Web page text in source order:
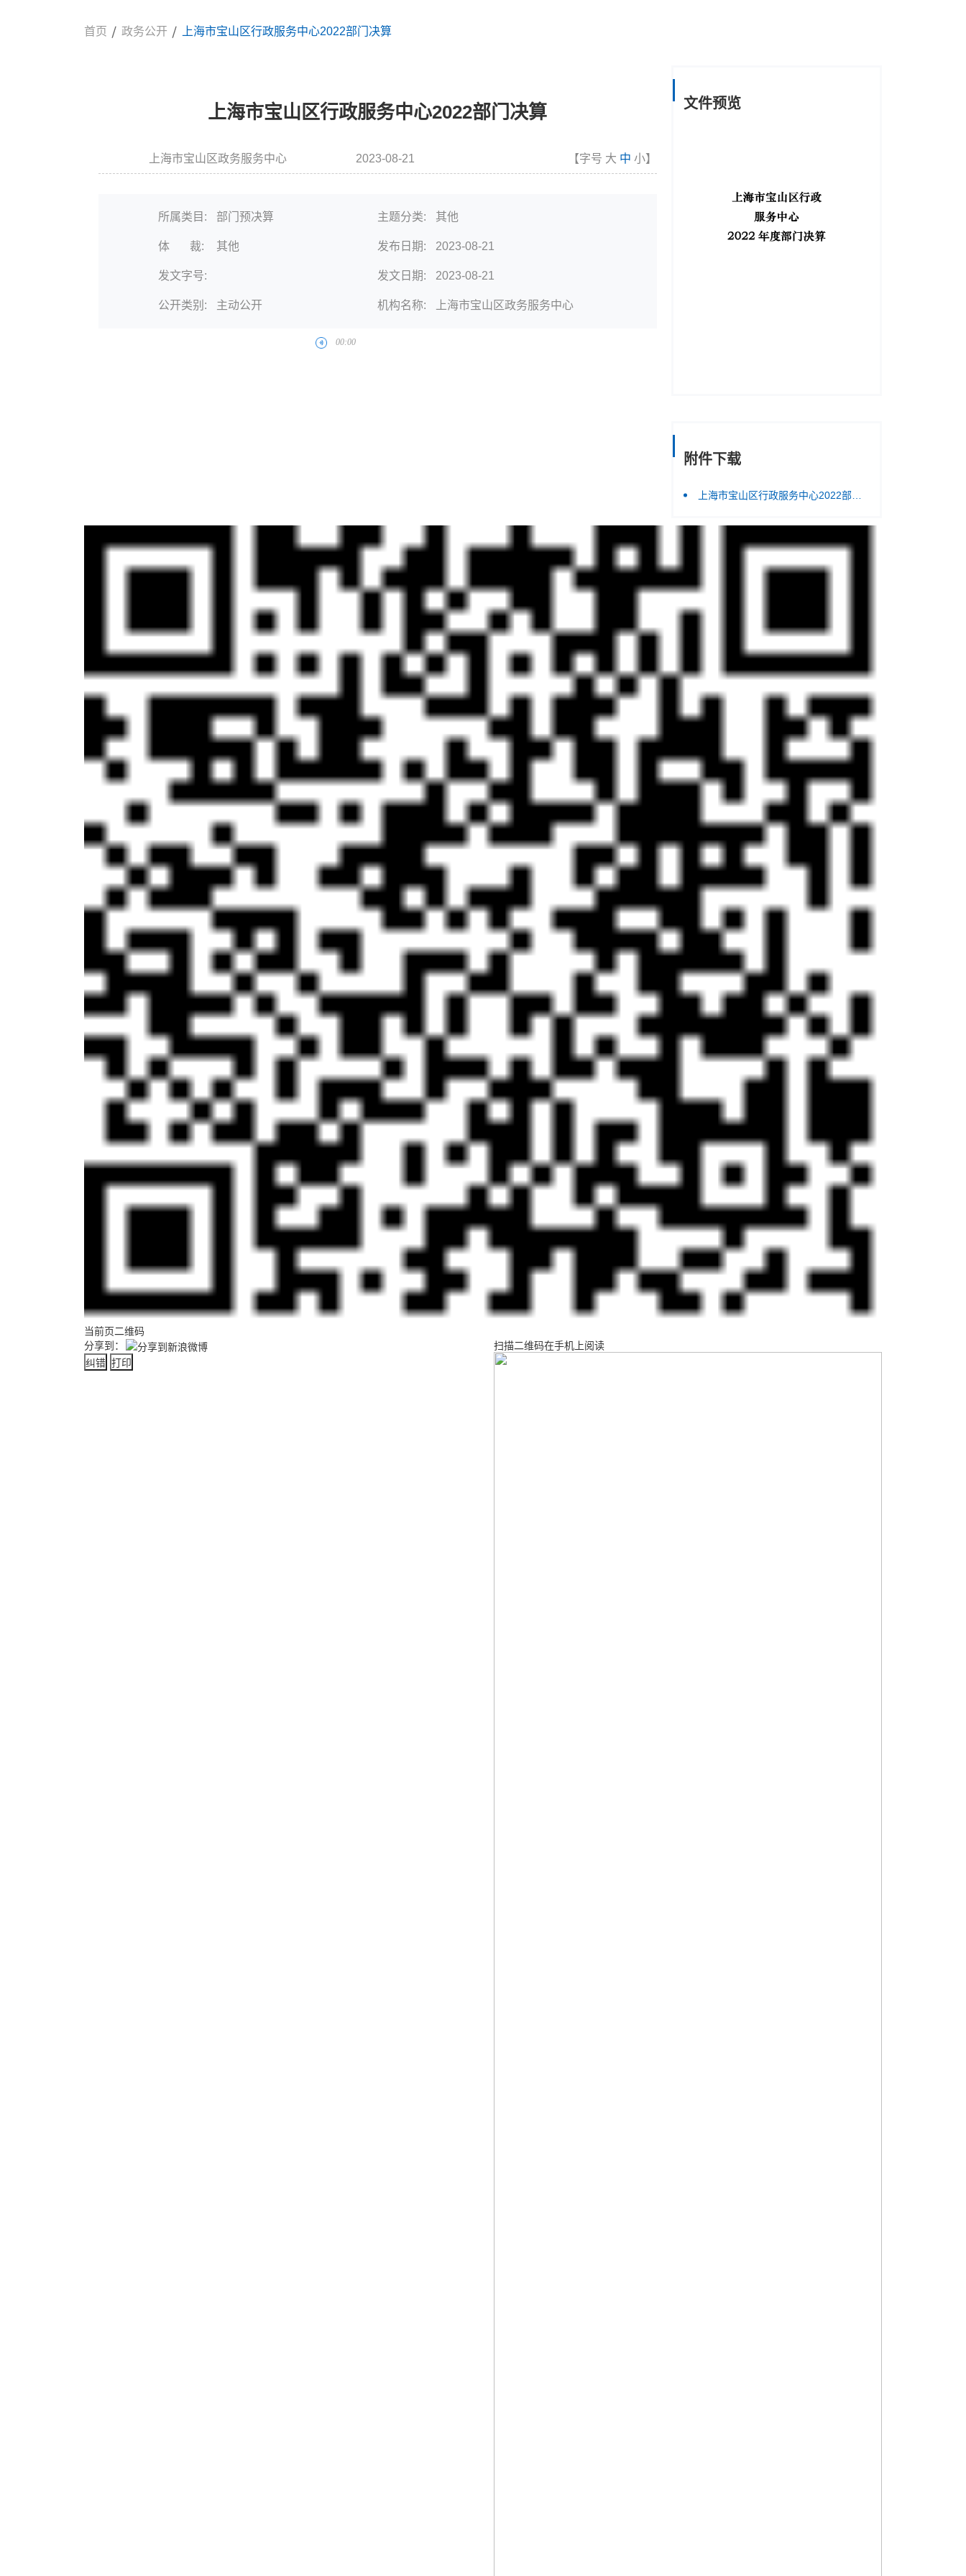
首页 政务公开 上海市宝山区行政服务中心2022部门决算
上海市宝山区行政服务中心2022部门决算
上海市宝山区政务服务中心 2023-08-21 【字号 大 中 小】
所属类目: 部门预决算 主题分类: 其他
体 裁: 其他 发布日期: 2023-08-21
发文字号: 发文日期: 2023-08-21
公开类别: 主动公开 机构名称: 上海市宝山区政务服务中心
文件预览
附件下载
上海市宝山区行政服务中心2022部门决算.pdf
当前页二维码
分享到：
纠错 打印
扫描二维码在手机上阅读